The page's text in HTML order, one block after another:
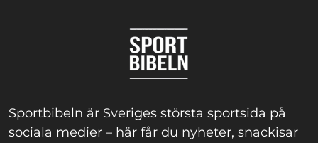
Sportbibeln är Sveriges största sportsida på
sociala medier – här får du nyheter, snackisar